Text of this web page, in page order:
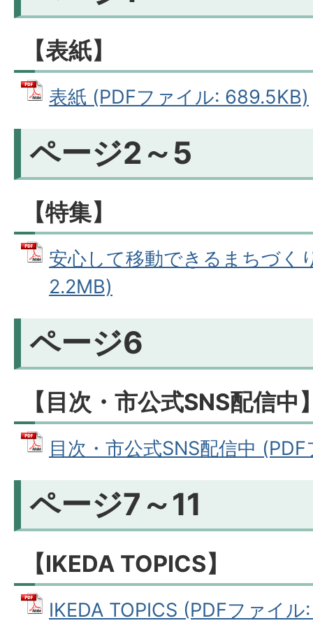
【表紙】
表紙 (PDFファイル: 689.5KB)
ページ2～5
【特集】
安心して移動できるまちづく
2.2MB)
ページ6
【目次・市公式SNS配信中
目次・市公式SNS配信中
ページ7～11
【IKEDA TOPICS】
IKEDA TOPICS (PDFファイル